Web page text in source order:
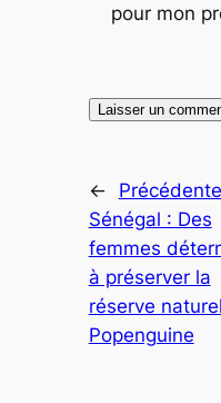
pour mon
←
Sénégal : Des
femmes
à préserver la
réserve
Popenguine